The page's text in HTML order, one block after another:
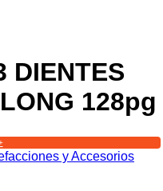
DIENTES
128pg
y Accesorios